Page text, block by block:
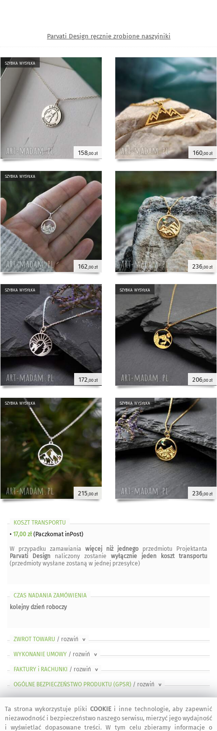
Parvati Design ręcznie zrobione naszyjniki
szybka wysyłka
158,00 zł 160,00 zł
szybka wysyłka
162 ,00 zł 236,00 zł
szybka wysyłka
172,00 zł
szybka wysyłka
206,00 zł
szybka wysyłka
215 ,00 zł
szybka wysyłka
236,00 zł
KOSZT TRANSPORTU
• 17,00 zł (Paczkomat inPost)
W przypadku zamawiania więcej niż jednego przedmiotu Projektanta
Parvati Design naliczony zostanie wyłącznie jeden koszt transportu
(przedmioty wysłane zostaną w jednej przesyłce)
CZAS NADANIA ZAMÓWIENIA
kolejny dzień roboczy
ZWROT TOWARU / rozwiń >
WYKONANIE UMOWY / rozwiń >
FAKTURY i RACHUNKI / rozwiń >
OGÓLNE BEZPIECZEŃSTWO PRODUKTU (GPSR) / rozwiń >
Ta strona wykorzystuje pliki COOKIEi inne technologie, aby zapewnić
niezawodność i bezpieczeństwo naszego serwisu, mierzyć jego wydajność
i wyświetlać dopasowane treści. W tym celu zbieramy informacje o